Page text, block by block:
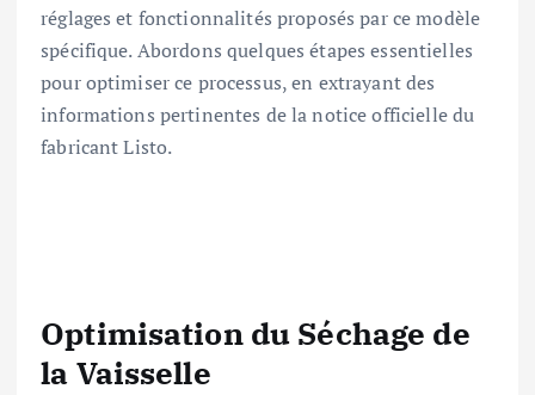
réglages et fonctionnalités proposés par ce modèle
spécifique. Abordons quelques étapes essentielles
pour optimiser ce processus, en extrayant des
informations pertinentes de la notice officielle du
fabricant Listo.
Optimisation du Séchage de
la Vaisselle